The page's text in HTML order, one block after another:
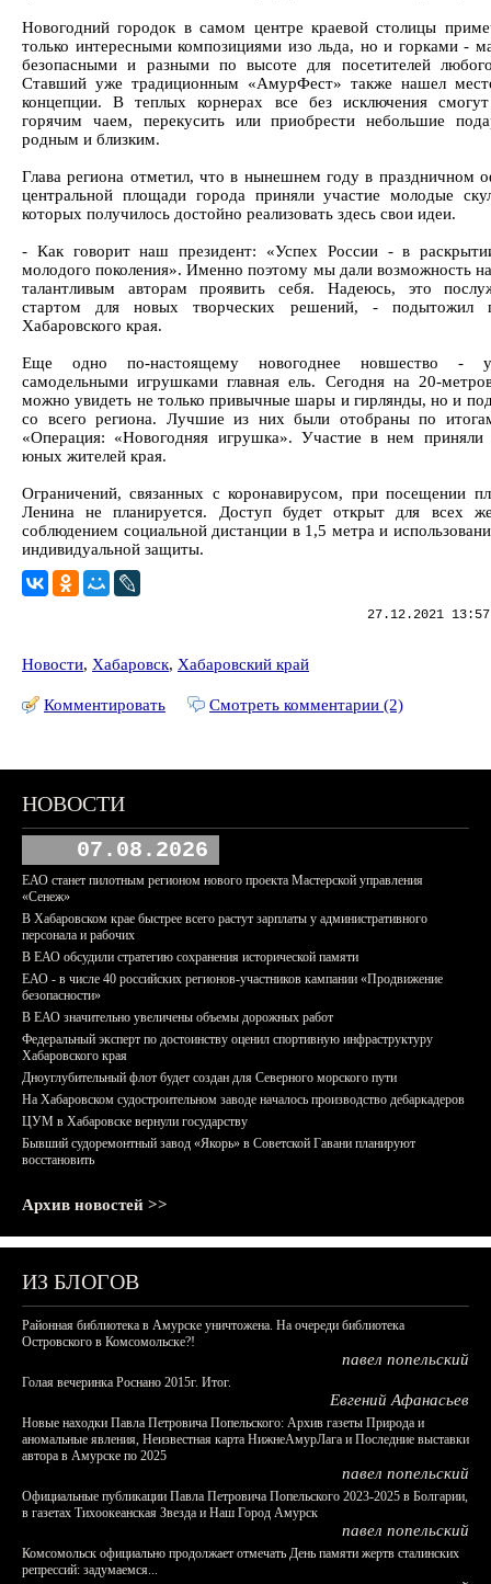
Новогодний городок в самом центре краевой столицы
только интересными композициями изо льда, но и горками -
безопасными и разными по высоте для посетителей
Ставший уже традиционным «АмурФест» также нашел
концепции. В теплых корнерах все без исключения смогут
горячим чаем, перекусить или приобрести небольшие
родным и близким.
Глава региона отметил, что в нынешнем году в праздничном
центральной площади города приняли участие молодые
которых получилось достойно реализовать здесь свои идеи.
- Как говорит наш президент: «Успех России - в
молодого поколения». Именно поэтому мы дали возможность
талантливым авторам проявить себя. Надеюсь, это
стартом для новых творческих решений, - подытожил
Хабаровского края.
Еще одно по-настоящему новогоднее новшество -
самодельными игрушками главная ель. Сегодня на 20-
можно увидеть не только привычные шары и гирлянды, но и
со всего региона. Лучшие из них были отобраны по
«Операция: «Новогодняя игрушка». Участие в нем приняли
юных жителей края.
Ограничений, связанных с коронавирусом, при посещении
Ленина не планируется. Доступ будет открыт для всех
соблюдением социальной дистанции в 1,5 метра и
индивидуальной защиты.
27.12.2021
Новости, Хабаровск, Хабаровский край
Комментировать Смотреть комментарии (2)
НОВОСТИ
07.08.2026
ЕАО станет пилотным регионом нового проекта Мастерской управления
«Сенеж»
В Хабаровском крае быстрее всего растут зарплаты у административного
персонала и рабочих
В ЕАО обсудили стратегию сохранения исторической памяти
ЕАО - в числе 40 российских регионов-участников кампании «Продвижение
безопасности»
В ЕАО значительно увеличены объемы дорожных работ
Федеральный эксперт по достоинству оценил спортивную инфраструктуру
Хабаровского края
Дноуглубительный флот будет создан для Северного морского пути
На Хабаровском судостроительном заводе началось производство дебаркадеров
ЦУМ в Хабаровске вернули государству
Бывший судоремонтный завод «Якорь» в Советской Гавани планируют
восстановить
Архив новостей >>
ИЗ БЛОГОВ
Районная библиотека в Амурске уничтожена. На очереди библиотека
Островского в Комсомольске?!
павел попельский
Голая вечеринка Роснано 2015г. Итог.
Евгений Афанасьев
Новые находки Павла Петровича Попельского: Архив газеты Природа и
аномальные явления, Неизвестная карта НижнеАмурЛага и Последние выставки
автора в Амурске по 2025
павел попельский
Официальные публикации Павла Петровича Попельского 2023-2025 в Болгарии,
в газетах Тихоокеанская Звезда и Наш Город Амурск
павел попельский
Комсомольск официально продолжает отмечать День памяти жертв сталинских
репрессий: задумаемся...